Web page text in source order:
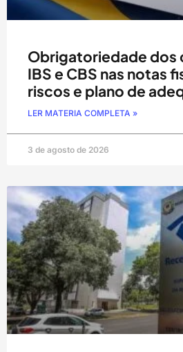
Obrigatoriedade dos
IBS e CBS nas notas
riscos e plano de
LER MATERIA COMPLETA »
3 de agosto de 2026